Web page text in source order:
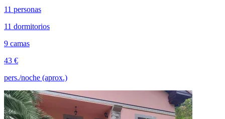
11 personas
11 dormitorios
9 camas
43 €
pers./noche (aprox.)